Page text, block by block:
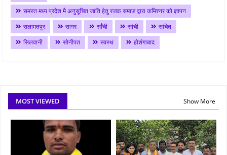
समस्त मध्य प्रदेश मै अनुसूचित जाति हेतु रजक समाज द्वारा कमिश्नर को ज्ञापन
सलामतपुर
सागर साँची सांची
सांचेत
सिलवानी
सोनीपत स्वस्थ होशंगाबाद
MOST VIEWED Show More